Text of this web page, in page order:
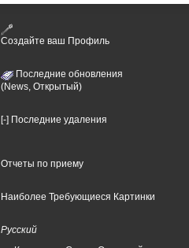
Создайте ваш Профиль
Последние обновления
(News, Открытый)
[-] Последние удаления
Отчеты по приему
Наиболее Требующиеся Картинки
Русский